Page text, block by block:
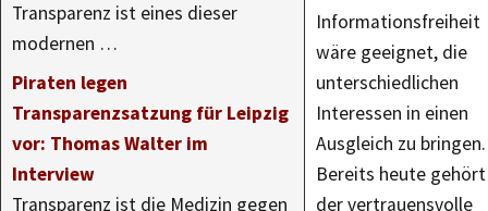
Transparenz ist eines dieser
modernen …
Piraten legen
Transparenzsatzung für Leipzig
vor: Thomas Walter im
Interview
Transparenz ist die Medizin gegen
Informationsfreiheit
wäre geeignet, die
unterschiedlichen
Interessen in einen
Ausgleich zu bringen.
Bereits heute gehört
der vertrauensvolle